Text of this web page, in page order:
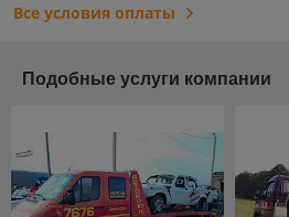
Все условия оплаты
Подобные услуги компании